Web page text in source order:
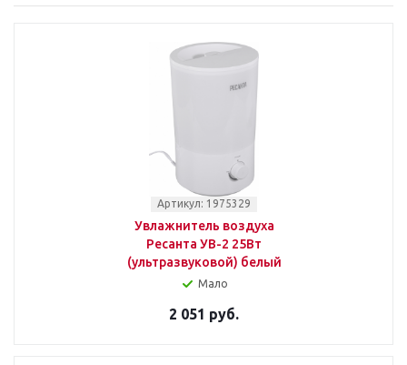
Артикул: 1975329
Увлажнитель воздуха
Ресанта УВ-2 25Вт
(ультразвуковой) белый
Мало
2 051 руб.